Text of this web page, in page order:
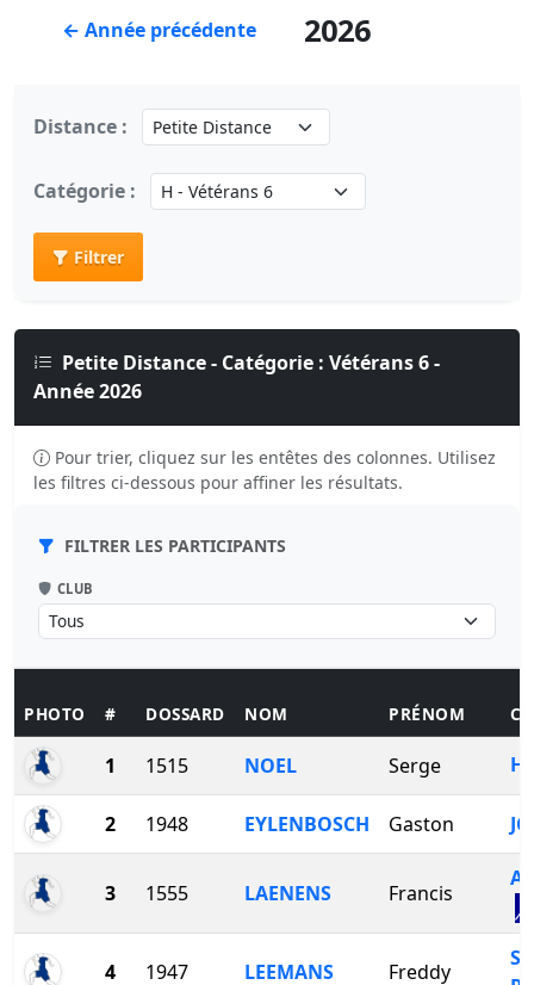
← Année précédente 2026
Distance :
Catégorie :
Filtrer
Petite Distance - Catégorie : Vétérans 6 -
Année 2026
Pour trier, cliquez sur les entêtes des colonnes. Utilisez
les filtres ci-dessous pour affiner les résultats.
FILTRER LES PARTICIPANTS
CLUB
PHOTO # DOSSARD NOM PRÉNOM
1 1515 NOEL Serge
2 1948 EYLENBOSCH Gaston
3 1555 LAENENS Francis
4 1947 LEEMANS Freddy